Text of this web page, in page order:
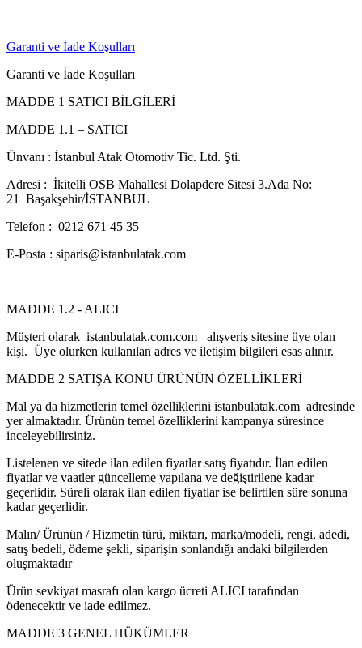
Garanti ve İade Koşulları
Garanti ve İade Koşulları
MADDE 1 SATICI BİLGİLERİ
MADDE 1.1 – SATICI
Ünvanı : İstanbul Atak Otomotiv Tic. Ltd. Şti.
Adresi : İkitelli OSB Mahallesi Dolapdere Sitesi 3.Ada No:
21 Başakşehir/İSTANBUL
Telefon : 0212 671 45 35
E-Posta : siparis@istanbulatak.com
MADDE 1.2 - ALICI
Müşteri olarak istanbulatak.com.com alışveriş sitesine üye olan
kişi. Üye olurken kullanılan adres ve iletişim bilgileri esas alınır.
MADDE 2 SATIŞA KONU ÜRÜNÜN ÖZELLİKLERİ
Mal ya da hizmetlerin temel özelliklerini istanbulatak.com adresinde
yer almaktadır. Ürünün temel özelliklerini kampanya süresince
inceleyebilirsiniz.
Listelenen ve sitede ilan edilen fiyatlar satış fiyatıdır. İlan edilen
fiyatlar ve vaatler güncelleme yapılana ve değiştirilene kadar
geçerlidir. Süreli olarak ilan edilen fiyatlar ise belirtilen süre sonuna
kadar geçerlidir.
Malın/ Ürünün / Hizmetin türü, miktarı, marka/modeli, rengi, adedi,
satış bedeli, ödeme şekli, siparişin sonlandığı andaki bilgilerden
oluşmaktadır
Ürün sevkiyat masrafı olan kargo ücreti ALICI tarafından
ödenecektir ve iade edilmez.
MADDE 3 GENEL HÜKÜMLER